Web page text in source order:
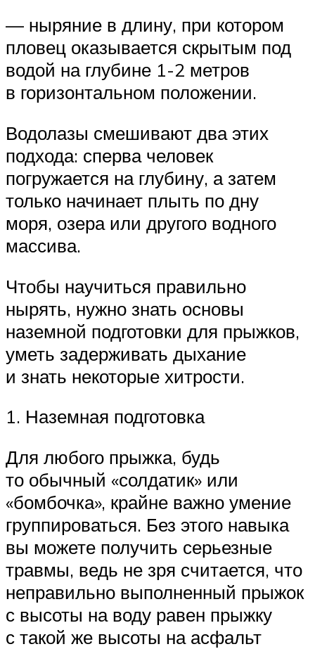
— ныряние в длину, при котором
пловец оказывается скрытым под
водой на глубине 1-2 метров
в горизонтальном положении.
Водолазы смешивают два этих
подхода: сперва человек
погружается на глубину, а затем
только начинает плыть по дну
моря, озера или другого водного
массива.
Чтобы научиться правильно
нырять, нужно знать основы
наземной подготовки для прыжков,
уметь задерживать дыхание
и знать некоторые хитрости.
1. Наземная подготовка
Для любого прыжка, будь
то обычный «солдатик» или
«бомбочка», крайне важно умение
группироваться. Без этого навыка
вы можете получить серьезные
травмы, ведь не зря считается, что
неправильно выполненный прыжок
с высоты на воду равен прыжку
с такой же высоты на асфальт